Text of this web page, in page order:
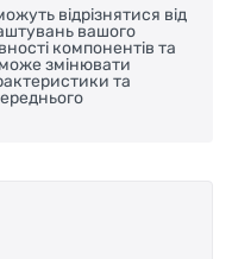
відрізнятися від
вашого
компонентів та
змінювати
та